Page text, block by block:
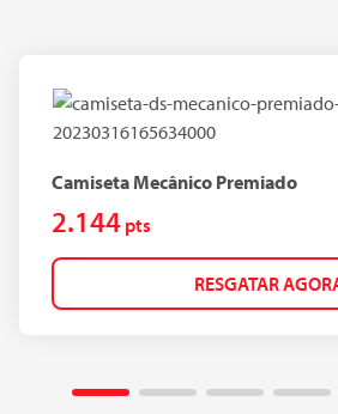
Camiseta Mecânico Premiado
2.144pts
RESGATAR